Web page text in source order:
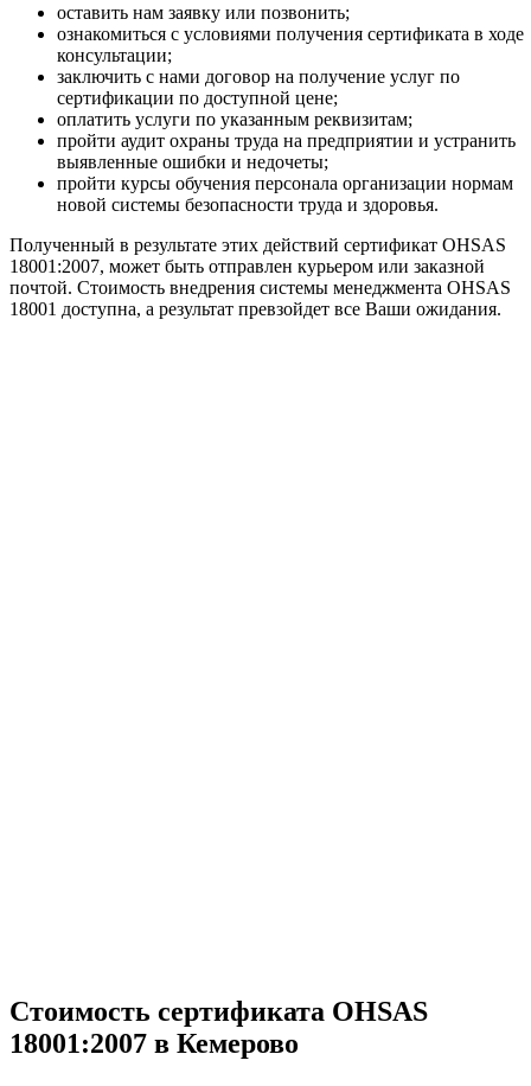
оставить нам заявку или позвонить;
ознакомиться с условиями получения сертификата в ходе
консультации;
заключить с нами договор на получение услуг по
сертификации по доступной цене;
оплатить услуги по указанным реквизитам;
пройти аудит охраны труда на предприятии и устранить
выявленные ошибки и недочеты;
пройти курсы обучения персонала организации нормам
новой системы безопасности труда и здоровья.
Полученный в результате этих действий сертификат OHSAS
18001:2007, может быть отправлен курьером или заказной
почтой. Стоимость внедрения системы менеджмента OHSAS
18001 доступна, а результат превзойдет все Ваши ожидания.
Стоимость сертификата OHSAS
18001:2007 в Кемерово